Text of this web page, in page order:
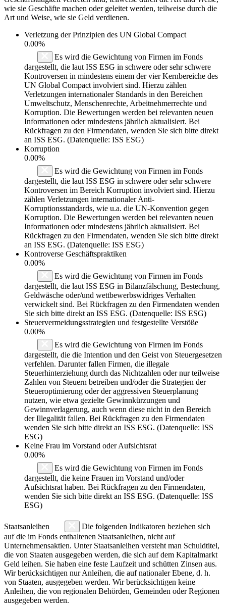
wie sie Geschäfte machen oder geleitet werden, teilweise durch die
Art und Weise, wie sie Geld verdienen.
Verletzung der Prinzipien des UN Global Compact
0.00%
Es wird die Gewichtung von Firmen im Fonds
dargestellt, die laut ISS ESG in schwere oder sehr schwere
Kontroversen in mindestens einem der vier Kernbereiche des
UN Global Compact involviert sind. Hierzu zählen
Verletzungen internationaler Standards in den Bereichen
Umweltschutz, Menschenrechte, Arbeitnehmerrechte und
Korruption. Die Bewertungen werden bei relevanten neuen
Informationen oder mindestens jährlich aktualisiert. Bei
Rückfragen zu den Firmendaten, wenden Sie sich bitte direkt
an ISS ESG. (Datenquelle: ISS ESG)
Korruption
0.00%
Es wird die Gewichtung von Firmen im Fonds
dargestellt, die laut ISS ESG in schwere oder sehr schwere
Kontroversen im Bereich Korruption involviert sind. Hierzu
zählen Verletzungen internationaler Anti-
Korruptionsstandards, wie u.a. die UN-Konvention gegen
Korruption. Die Bewertungen werden bei relevanten neuen
Informationen oder mindestens jährlich aktualisiert. Bei
Rückfragen zu den Firmendaten, wenden Sie sich bitte direkt
an ISS ESG. (Datenquelle: ISS ESG)
Kontroverse Geschäftspraktiken
0.00%
Es wird die Gewichtung von Firmen im Fonds
dargestellt, die laut ISS ESG in Bilanzfälschung, Bestechung,
Geldwäsche oder/und wettbewerbswidriges Verhalten
verwickelt sind. Bei Rückfragen zu den Firmendaten wenden
Sie sich bitte direkt an ISS ESG. (Datenquelle: ISS ESG)
Steuervermeidungsstrategien und festgestellte Verstöße
0.00%
Es wird die Gewichtung von Firmen im Fonds
dargestellt, die die Intention und den Geist von Steuergesetzen
verfehlen. Darunter fallen Firmen, die illegale
Steuerhinterziehung durch das Nichtzahlen oder nur teilweise
Zahlen von Steuern betreiben und/oder die Strategien der
Steueroptimierung oder der aggressiven Steuerplanung
nutzen, wie etwa gezielte Gewinnkürzungen und
Gewinnverlagerung, auch wenn diese nicht in den Bereich
der Illegalität fallen. Bei Rückfragen zu den Firmendaten
wenden Sie sich bitte direkt an ISS ESG. (Datenquelle: ISS
ESG)
Keine Frau im Vorstand oder Aufsichtsrat
0.00%
Es wird die Gewichtung von Firmen im Fonds
dargestellt, die keine Frauen im Vorstand und/oder
Aufsichtsrat haben. Bei Rückfragen zu den Firmendaten,
wenden Sie sich bitte direkt an ISS ESG. (Datenquelle: ISS
ESG)
Staatsanleihen
Die folgenden Indikatoren beziehen sich
auf die im Fonds enthaltenen Staatsanleihen, nicht auf
Unternehmensaktien. Unter Staatsanleihen versteht man Schuldtitel,
die von Staaten ausgegeben werden, die sich auf dem Kapitalmarkt
Geld leihen. Sie haben eine feste Laufzeit und schütten Zinsen aus.
Wir berücksichtigen nur Anleihen, die auf nationaler Ebene, d. h.
von Staaten, ausgegeben werden. Wir berücksichtigen keine
Anleihen, die von regionalen Behörden, Gemeinden oder Regionen
ausgegeben werden.